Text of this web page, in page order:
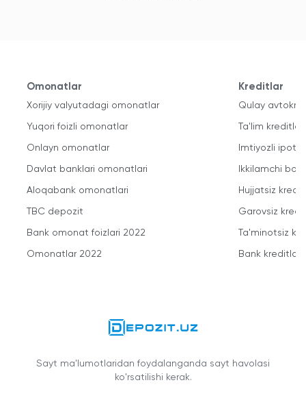
Omonatlar
Xorijiy valyutadagi omonatlar
Yuqori foizli omonatlar
Onlayn omonatlar
Davlat banklari omonatlari
Aloqabank omonatlari
TBC depozit
Bank omonat foizlari 2022
Omonatlar 2022
Kreditlar
Qulay
Ta'lim kreditlari
Imtiyozli
Ikkilamchi
Hujjatsiz
Garovsiz
Ta'minotsiz
Bank kreditlari
Sayt ma'lumotlaridan foydalanganda sayt havolasi
ko'rsatilishi kerak.